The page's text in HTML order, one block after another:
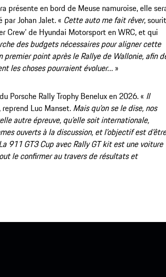
présente en bord de Meuse namuroise, elle
Johan Jalet. « Cette auto me fait rêver, sourit
de Hyundai Motorsport en WRC, et qui
des budgets nécessaires pour aligner cette
point après le Rallye de Wallonie, afin
les choses pourraient évoluer… »
Porsche Rally Trophy Benelux en 2026. « Il
reprend Luc Manset. Mais qu’on se le dise, nos
autre épreuve, qu’elle soit internationale,
ouverts à la discussion, et l’objectif est d’être
911 GT3 Cup avec Rally GT kit est une voiture
le confirmer au travers de résultats et